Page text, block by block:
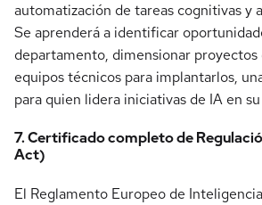
automatización de tareas cognitivas y
Se aprenderá a identificar
departamento, dimensionar proyectos
equipos técnicos para implantarlos,
para quien lidera iniciativas de IA en
7. Certificado completo de
Act)
El Reglamento Europeo de